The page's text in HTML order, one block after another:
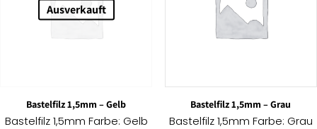
Ausverkauft
Bastelfilz 1,5mm – Gelb
Bastelfilz 1,5mm Farbe: Gelb
Bastelfilz 1,5mm – Grau
Bastelfilz 1,5mm Farbe: Grau